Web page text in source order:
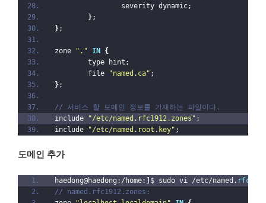
                severity dynamic;
};
};
zone "." IN
{
        type hint;
        file
"named.ca" ;
};
// 서비스 할 도메인 정보를 기재하는 파일이다.
include
"/etc/named.rfc1912.zones" ;
include
"/etc/named.root.key" ;
도메인 추가
haedong@haedong:/home: ] $ sudo vi /etc/named. rfc1912
// named.rfc1912.zones: